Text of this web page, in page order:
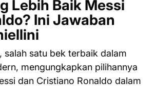
Lebih Baik Messi
Ini Jawaban
salah satu bek terbaik dalam
mengungkapkan pilihannya
dan Cristiano Ronaldo dalam